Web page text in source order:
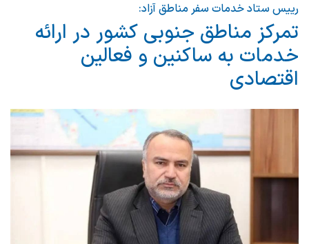
رییس ستاد خدمات سفر مناطق آزاد:
تمرکز مناطق جنوبی کشور در ارائه
خدمات به ساکنین و فعالین
اقتصادی